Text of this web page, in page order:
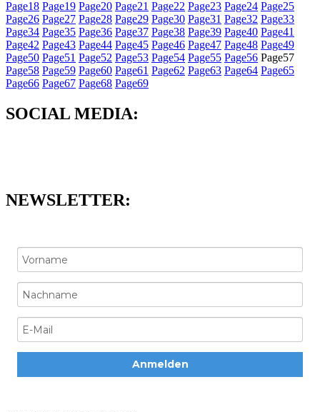
Page18 Page19 Page20 Page21 Page22 Page23 Page24 Page25
Page26 Page27 Page28 Page29 Page30 Page31 Page32 Page33
Page34 Page35 Page36 Page37 Page38 Page39 Page40 Page41
Page42 Page43 Page44 Page45 Page46 Page47 Page48 Page49
Page50 Page51 Page52 Page53 Page54 Page55 Page56 Page57
Page58 Page59 Page60 Page61 Page62 Page63 Page64 Page65
Page66 Page67 Page68 Page69
SOCIAL MEDIA:
NEWSLETTER:
Anmelden